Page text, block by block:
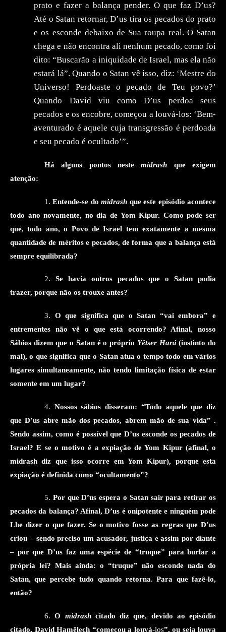
prato e fazer a balança pender. O que faz D’us?
Até o Satan retornar, D’us tira os pecados do prato
e os esconde debaixo de Sua roupa real. O Satan
chega e não encontra ali nenhum pecado, como foi
dito: “Buscarão a iniquidade de Israel, mas ela não
estará lá”. Quando o Satan vê isso, diz: ‘Mestre do
Universo! Perdoaste o pecado de Teu povo?’
Quando David viu como D’us perdoa seus
pecados e os encobre, começou a louvá-los: ‘Bem-
aventurado é aquele cuja transgressão é perdoada
e seu pecado é ocultado’”.
Há alguns pontos nestemidrash que exigem
atenção:
1 . Entende-se domidrash queeste episódio acontece
todo ano novamente, no dia de Yom Kipur. Como pode ser
que, todo ano, o Povo de Israel tem exatamente a mesma
quantidade de méritos e pecados, de forma que a balança está
sempre equilibrada?
2. Se havia outros pecados que o Satan podia
trazer, porque não os trouxe antes?
3. O que significa que o Satan “vai embora” e
entrementes não vê o que está ocorrendo? Afinal, nosso
Sábios dizem queo Satan é o próprio Yêtser Hará(instinto do
mal), o que significa que o Satan atua o tempo todo emvários
lugares simultaneamente, não tendo limitação física de estar
somente em um lugar?
4. Nossos sábios disseram: “Todo aquele que diz
que D’us abre mão dos pecados, abrem mão de sua vida” .
Sendo assim, como é possível que D’us esconde os pecados de
Israel?E se o motivo é a expiação de Yom Kipur (afinal, o
midrash diz que isso ocorre em Yom Kipur), porque esta
expiação é definida como “ocultamento”?
5. Por que D’us espera o Satan sair para retirar os
pecados da balança? Afinal, D’us é onipotente e ninguém pode
Lhe dizer o que fazer. Se o motivo fosse as regras que D’us
criou – sendo preciso um acusador, justiça e assim por diante
– por que D’us faz uma espécie de “truque” para burlar a
própria lei? Mais ainda: o “truque” não esconde nada do
Satan, que percebe tudo quando retorna. Para que fazê-lo,
então?
6. O midrash citadodiz que, devido ao episódio
citado, David Hamêlech “começou a louvá-los”, ou seja louva